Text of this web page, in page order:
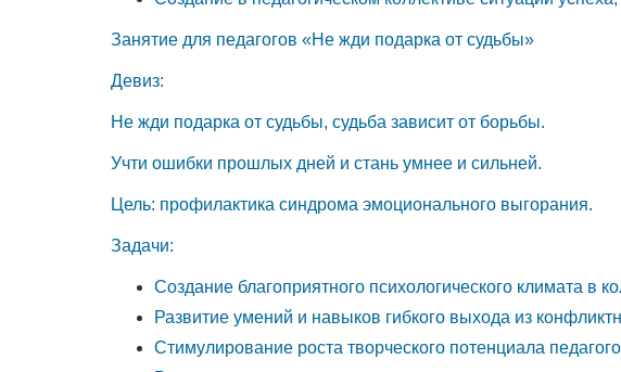
Занятие для педагогов «Не жди подарка от судьбы»
Девиз:
Не жди подарка от судьбы, судьба зависит от борьбы.
Учти ошибки прошлых дней и стань умнее и сильней.
Цель: профилактика синдрома эмоционального выгорания.
Задачи:
Создание благоприятного психологического климата в
Развитие умений и навыков гибкого выхода из
Стимулирование роста творческого потенциала